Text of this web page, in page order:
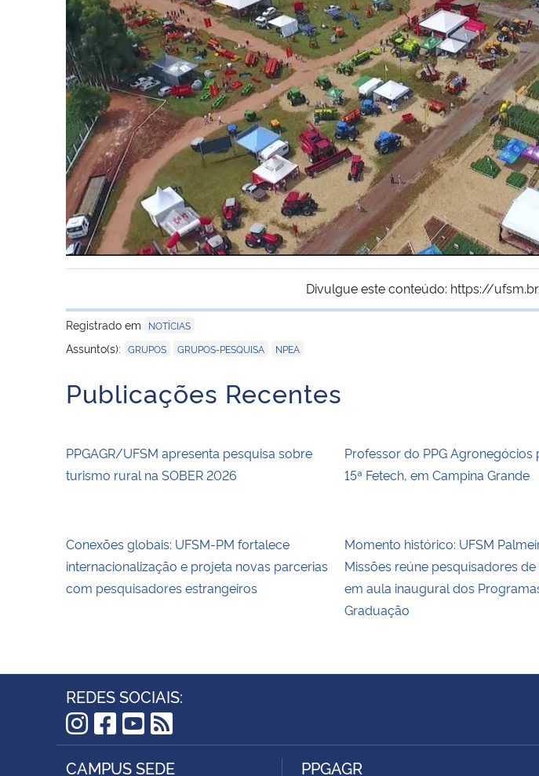
Divulgue este conteúdo: https://
Registrado em
NOTÍCIAS
Assunto(s): GRUPOS GRUPOS-PESQUISA NPEA
Publicações Recentes
PPGAGR/UFSM apresenta pesquisa sobre
turismo rural na SOBER 2026
Professor do PPG Agronegócios
15ª Fetech, em Campina Grande
Conexões globais: UFSM-PM fortalece
internacionalização e projeta novas parcerias
com pesquisadores estrangeiros
Momento histórico: UFSM
Missões reúne pesquisadores
em aula inaugural dos
Graduação
REDES SOCIAIS:
Instagram
Facebook
YouTube
RSS
CAMPUS SEDE PPGAGR